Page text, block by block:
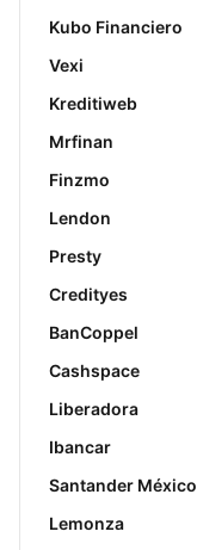
Kubo Financiero
Vexi
Kreditiweb
Mrfinan
Finzmo
Lendon
Presty
Credityes
BanCoppel
Cashspace
Liberadora
Ibancar
Santander México
Lemonza